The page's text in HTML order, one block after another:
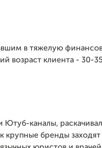
в тяжелую
возраст клиента - 30-
каналы,
бренды заходят